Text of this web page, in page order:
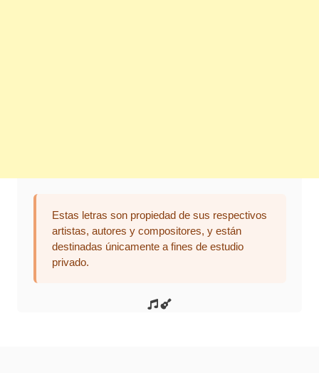
Estas letras son propiedad de sus respectivos
artistas, autores y compositores, y están
destinadas únicamente a fines de estudio
privado.